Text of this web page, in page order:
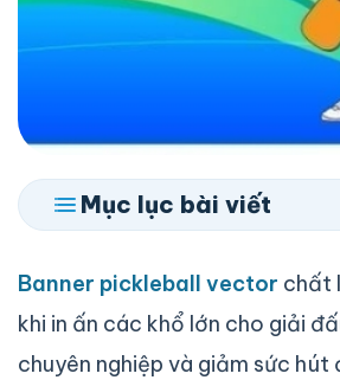
Mục lục bài viết
Banner pickleball vector chất
khi in ấn các khổ lớn cho giải
chuyên nghiệp và giảm sức hút